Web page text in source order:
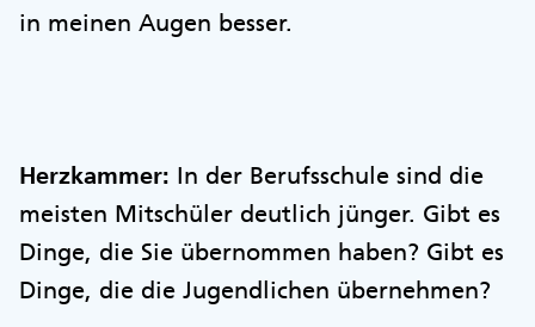
in meinen Augen besser.
Herzkammer: In der Berufsschule sind die
meisten Mitschüler deutlich jünger. Gibt es
Dinge, die Sie übernommen haben? Gibt es
Dinge, die die Jugendlichen übernehmen?